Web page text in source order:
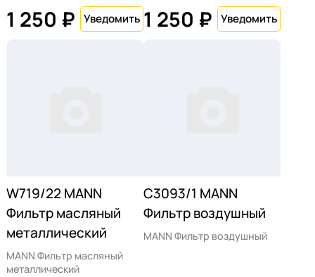
1 250 ₽ 1 250 ₽
W719/22 MANN
Фильтр масляный
металлический
MANN Фильтр масляный
металлический
C3093/1 MANN
Фильтр воздушный
MANN Фильтр воздушный